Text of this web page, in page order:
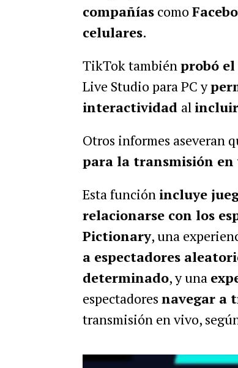
compañíascomo
celulares.
TikTok tambiénprobó
Live Studio para PC y
interactividad al
Otros informes aseveran
para la transmisión en
Esta función incluye
relacionarse con los
Pictionary, una
a espectadores
determinado, y una
espectadores navegar a
transmisión en vivo,